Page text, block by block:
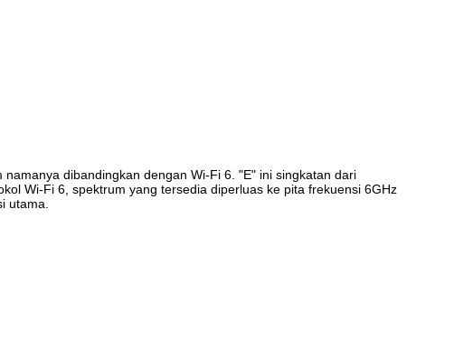
dibandingkan dengan Wi-Fi 6. "E" ini singkatan dari
Wi-Fi 6, spektrum yang tersedia diperluas ke pita frekuensi 6GHz
utama.